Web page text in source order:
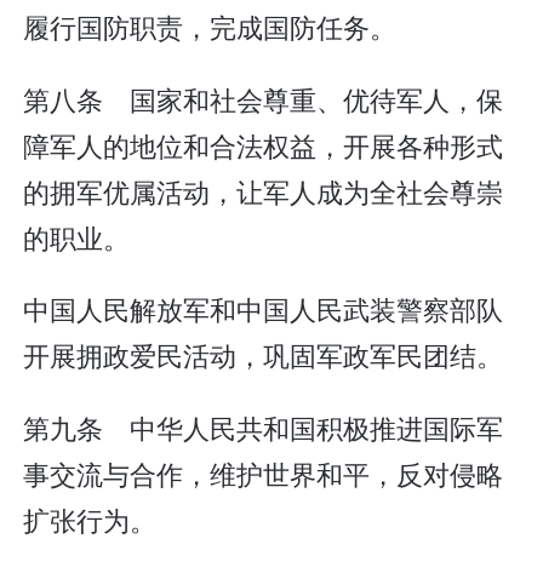
履行国防职责，完成国防任务。
第八条 国家和社会尊重、优待军人，保
障军人的地位和合法权益，开展各种形式
的拥军优属活动，让军人成为全社会尊崇
的职业。
中国人民解放军和中国人民武装警察部队
开展拥政爱民活动，巩固军政军民团结。
第九条 中华人民共和国积极推进国际军
事交流与合作，维护世界和平，反对侵略
扩张行为。